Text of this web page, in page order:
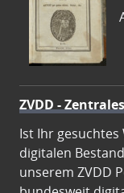
ZVDD -
Ist Ihr
digitalen
unserem ZVDD